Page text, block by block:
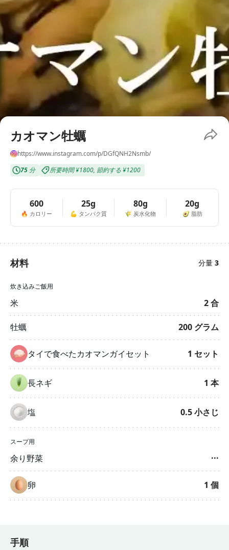
カオマン牡蠣
https://www.instagram.com/p/DGfQNH2Nsmb/
75 分 所要時間¥1800, 節約する ¥1200
600
🔥 カロリー
25g
💪 タンパク質
80g
🌾 炭水化物
20g
🥑 脂肪
材料 分量 3
炊き込みご飯用
米 2合
牡蠣 200 グラム
タイで食べたカオマンガイセット 1 セット
長ネギ 1 本
塩 0.5小さじ
スープ用
余り野菜 ···
卵 1 個
手順